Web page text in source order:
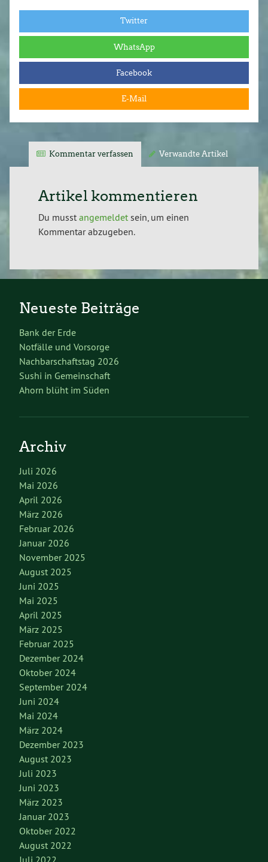
Twitter
WhatsApp
Facebook
E-Mail
Kommentar verfassen Verwandte Artikel
Artikel kommentieren
Du musst angemeldet sein, um einen
Kommentar abzugeben.
Neueste Beiträge
Bank der Erde
Notfälle und Vorsorge
Nachbarschaftstag 2026
Sushi in Gemeinschaft
Ahorn blüht im Süden
Archiv
Juli 2026
Mai 2026
April 2026
März 2026
Februar 2026
Januar 2026
November 2025
August 2025
Juni 2025
Mai 2025
April 2025
März 2025
Februar 2025
Dezember 2024
Oktober 2024
September 2024
Juni 2024
Mai 2024
März 2024
Dezember 2023
August 2023
Juli 2023
Juni 2023
März 2023
Januar 2023
Oktober 2022
August 2022